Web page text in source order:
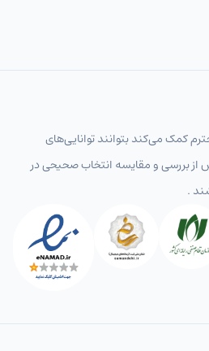
کمک می‌کند بتوانند توانایی‌های
از بررسی و مقایسه انتخاب‌ صحیحی در
.